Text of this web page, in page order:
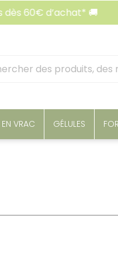
🚚 🚚
EN VRAC GÉLULES